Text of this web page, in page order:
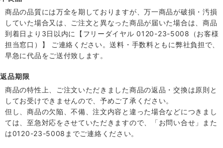
商品の品質には万全を期しておりますが、万一商品が破損・汚損
していた場合又は、ご注文と異なった商品が届いた場合は、商品
到着日より3日以内に【フリーダイヤル 0120-23-5008（お客様
担当窓口）】 ご連絡ください。送料・手数料ともに弊社負担で、
早急に代品をご送付致します。
返品期限
商品の特性上、ご注文いただきました商品の返品・交換は原則と
してお受けできませんので、予めご了承ください。
但し、商品の欠陥、不備、注文内容と違った場合などにつきまし
ては、至急対応をさせていただきますので、「お問い合せ」また
は0120-23-5008までご連絡ください。